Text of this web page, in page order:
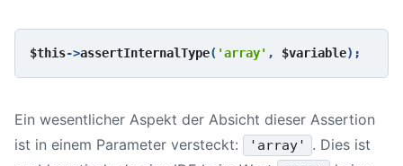
$this->assertInternalType( 'array' , $variable
Ein wesentlicher Aspekt der Absicht dieser Assertion
ist in einem Parameter versteckt:
'array'
. Dies ist